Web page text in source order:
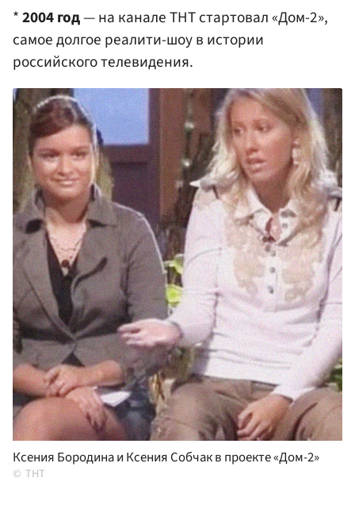
*2004 год— на канале ТНТ стартовал «Дом-2»,
самое долгое реалити-шоу в истории
российского телевидения.
Ксения Бородина и Ксения Собчак в проекте «Дом-2»
ТНТ